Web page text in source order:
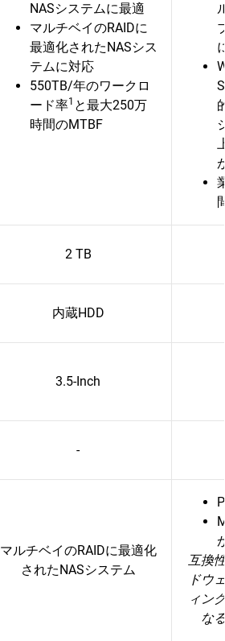
NASシステムに最適
マルチベイのRAIDに
最適化されたNASシス
テムに対応
550TB/年のワークロ
ード率1 と最大250万
時間のMTBF
2 TB
内蔵HDD
3.5-Inch
-
マルチベイのRAIDに最適化
されたNASシステム
互換
ドウ
ィン
な